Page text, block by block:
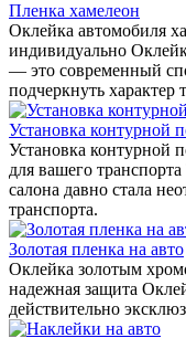
Пленка хамелеон
Оклейка автомобиля
индивидуально
— это современный
подчеркнуть характер
Установка контурной
Установка контурной
для вашего
салона давно стала
транспорта.
Золотая пленка на авто
Оклейка золотым
надежная защита
действительно